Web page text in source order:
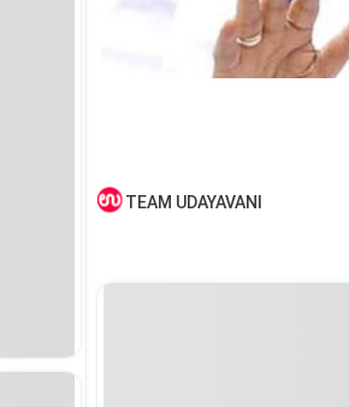
TEAM UDAYAVANI